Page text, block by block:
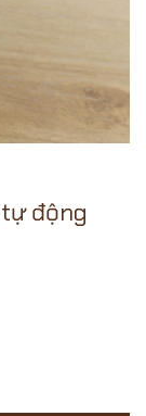
động